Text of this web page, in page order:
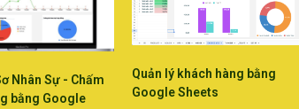
Nhân Sự - Chấm
bằng Google
Quản lý khách hàng bằng
Google Sheets